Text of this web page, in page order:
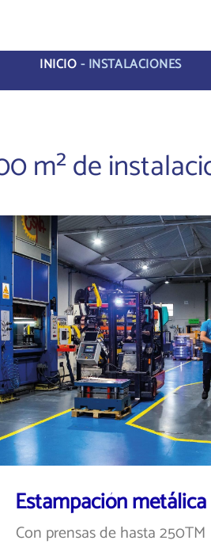
INICIO-INSTALACIONES
m² de
Estampación metálica
Con prensas de hasta 250TM